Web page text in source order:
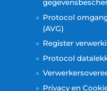
Protocol
(AVG)
Register
Protocol
Privacy en